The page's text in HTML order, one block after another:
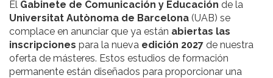
El Gabinete de Comunicación y Educación de la
Universitat Autònoma de Barcelona (UAB) se
complace en anunciar que ya están abiertas las
inscripciones para la nueva edición 2027 de nuestra
oferta de másteres. Estos estudios de formación
permanente están diseñados para proporcionar una